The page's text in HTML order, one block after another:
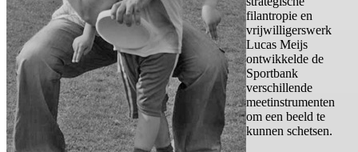
filantropie en
vrijwilligerswerk
Lucas Meijs
ontwikkelde de
Sportbank
verschillende
meetinstrumenten
om een beeld te
kunnen schetsen.